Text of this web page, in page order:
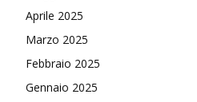
Aprile 2025
Marzo 2025
Febbraio 2025
Gennaio 2025